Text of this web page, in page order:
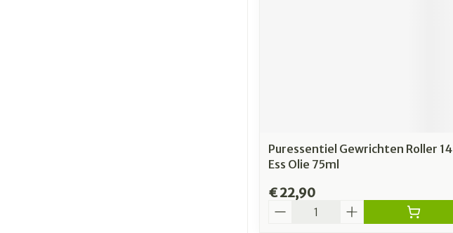
Puressentiel Gewrichten Roller 14
Ess Olie 75ml
€ 22,90